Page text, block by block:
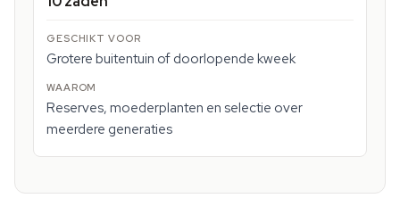
Grotere buitentuin of doorlopende kweek
Reserves, moederplanten en selectie over
meerdere generaties